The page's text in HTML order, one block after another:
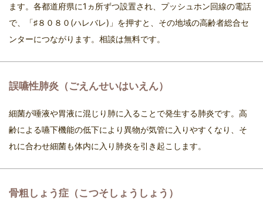
ます。各都道府県に1ヵ所ずつ設置され、プッシュホン回線の電話
で、「♯８０８０(ハレバレ)」を押すと、その地域の高齢者総合セ
ンターにつながります。相談は無料です。
誤嚥性肺炎（ごえんせいはいえん）
細菌が唾液や胃液に混じり肺に入ることで発生する肺炎です。高
齢による嚥下機能の低下により異物が気管に入りやすくなり、そ
れに合わせ細菌も体内に入り肺炎を引き起こします。
骨粗しょう症（こつそしょうしょう）